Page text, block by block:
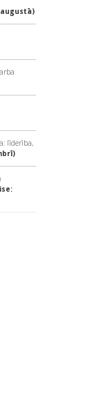
augustā)
līderība,